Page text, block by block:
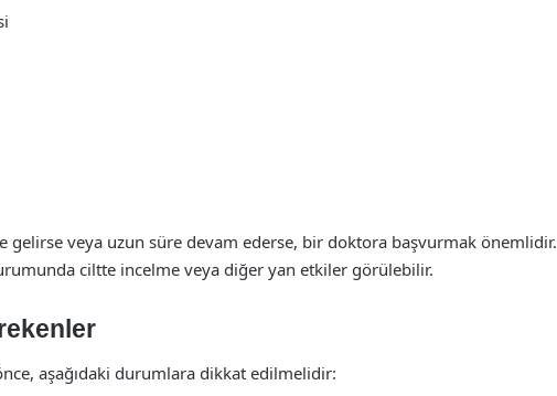
gelirse veya uzun süre devam ederse, bir doktora başvurmak önemlidir.
ciltte incelme veya diğer yan etkiler görülebilir.
aşağıdaki durumlara dikkat edilmelidir: